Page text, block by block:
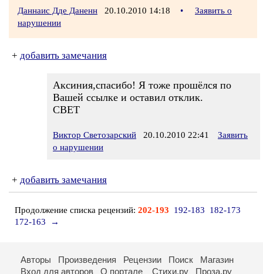
Даннаис Дде Даненн 20.10.2010 14:18 •
Заявить о
нарушении
+ добавить замечания
Аксиния,спасибо! Я тоже прошёлся по
Вашей ссылке и оставил отклик.
СВЕТ
Виктор Светозарский 20.10.2010 22:41
Заявить
о нарушении
+ добавить замечания
Продолжение списка рецензий: 202-193 192-183
182-173
172-163
→
Авторы Произведения Рецензии Поиск
Магазин
Вход для авторов
О портале Стихи.ру Проза.ру